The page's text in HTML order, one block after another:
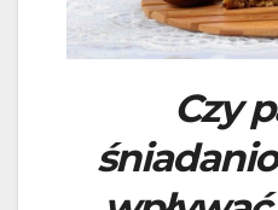
Czy